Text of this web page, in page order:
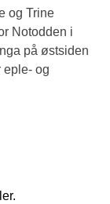
og Trine
Notodden i
på østsiden
eple- og